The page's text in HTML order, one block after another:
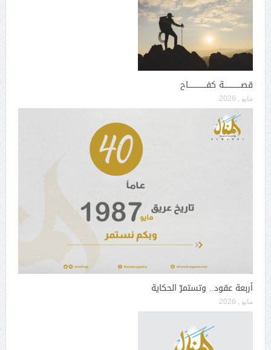
قصــــــــــــــة كفـــــــــــــــاح
مايو , 2026
أربعة عقود.. وتستمرّ الحكاية
مايو , 2026